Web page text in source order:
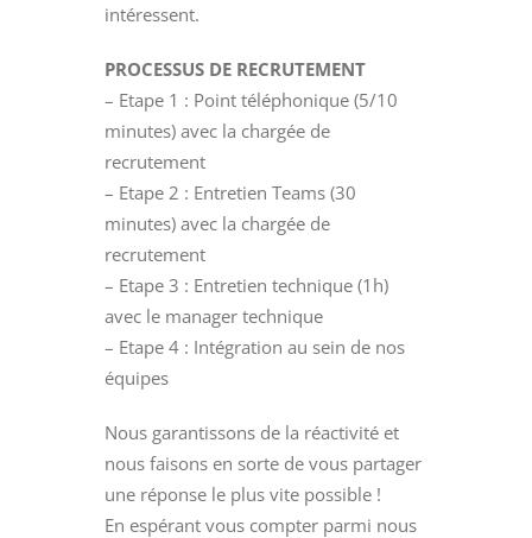
intéressent.
PROCESSUS DE RECRUTEMENT
– Etape 1 : Point téléphonique (5/10
minutes) avec la chargée de
recrutement
– Etape 2 : Entretien Teams (30
minutes) avec la chargée de
recrutement
– Etape 3 : Entretien technique (1h)
avec le manager technique
– Etape 4 : Intégration au sein de nos
équipes
Nous garantissons de la réactivité et
nous faisons en sorte de vous partager
une réponse le plus vite possible !
En espérant vous compter parmi nous